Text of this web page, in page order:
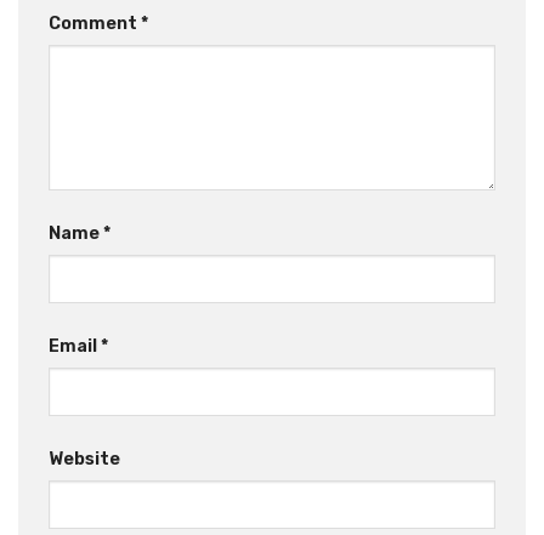
Comment *
Name*
Email *
Website